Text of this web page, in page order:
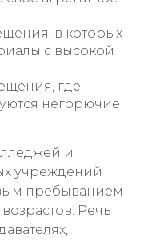
в которых
с высокой
где
негорючие
и
учреждений
пребыванием
Речь